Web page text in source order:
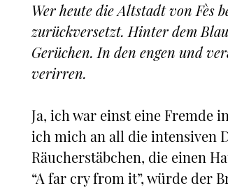
Wer heute die Altstadt von Fès
zurückversetzt. Hinter dem
Gerüchen. In den engen und
verirren.
Ja, ich war einst eine Fremde
ich mich an all die intensiven
Räucherstäbchen, die einen
“A far cry from it”, würde der